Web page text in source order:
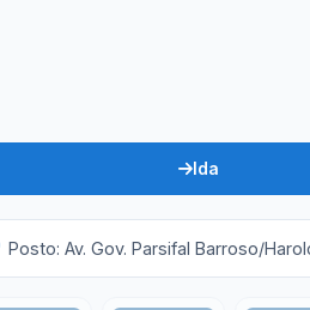
Ida
Posto: Av. Gov. Parsifal Barroso/